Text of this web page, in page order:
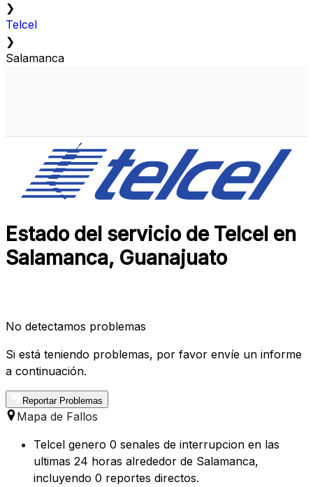
❯
Telcel
❯
Salamanca
Estado del servicio de Telcel en
Salamanca, Guanajuato
No detectamos problemas
Si está teniendo problemas, por favor envíe un informe
a continuación.
Reportar Problemas
Mapa de Fallos
Telcel genero 0 senales de interrupcion en las
ultimas 24 horas alrededor de Salamanca,
incluyendo 0 reportes directos.